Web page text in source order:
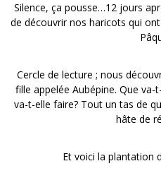
Silence, ça pousse…12 jours
de découvrir nos haricots qui
Cercle de lecture ; nous
fille appelée Aubépine. Que
va-t-elle faire? Tout un tas de
hâte de
Et voici la plantation